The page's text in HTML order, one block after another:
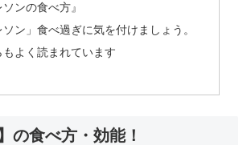
ソンの食べ方』
ソン」食べ過ぎに気を付けましょう。
もよく読まれています
の食べ方・効能！